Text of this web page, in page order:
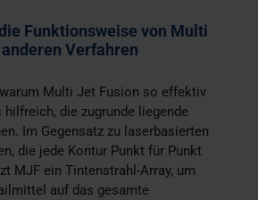
Funktionsweise von Multi
Verfahren
Multi Jet Fusion so effektiv
die zugrunde liegende
Im Gegensatz zu laserbasierten
die jede Kontur Punkt für Punkt
MJF ein Tintenstrahl-Array, um
auf das gesamte